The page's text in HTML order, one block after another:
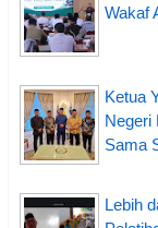
Wakaf
Ketua
Negeri
Sama
Lebih